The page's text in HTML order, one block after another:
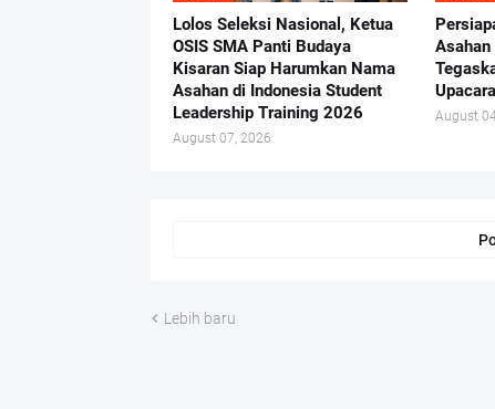
Lolos Seleksi Nasional, Ketua
OSIS SMA Panti Budaya
Kisaran Siap Harumkan Nama
Asahan di Indonesia Student
Leadership Training 2026
August 07, 2026
Asahan
August
Lebih baru